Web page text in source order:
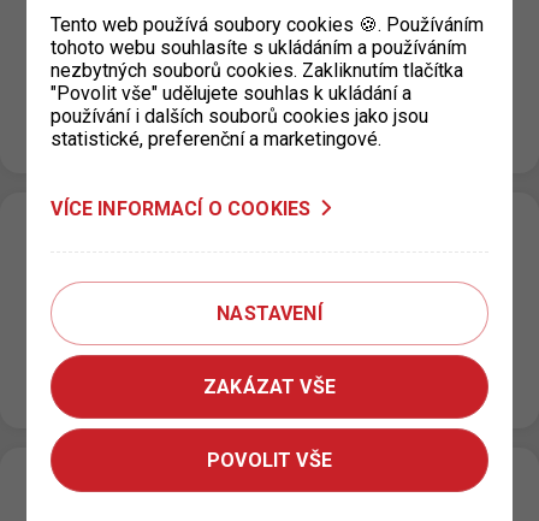
U Výstaviště, Praha 7
15. 7. 2026
Na základě rozhodnutí příslušné městské části dochází
od 15. 7. 2026 ke změně režimu zóny placeného stání
(ZPS) v ulici…
13. 7. 2026
Na základě rozhodnutí Městské části Praha 18 dochází
od 15. 7. 2026 k rozšíření zón placeného stání (ZPS) v
oblasti…
P+R Nové Butovice - renovace
Tento web používá soubory cookies 🍪. Používáním
tohoto webu souhlasíte s ukládáním a používáním
nezbytných souborů cookies. Zakliknutím tlačítka
"Povolit vše" udělujete souhlas k ukládání a
používání i dalších souborů cookies jako jsou
statistické, preferenční a marketingové.
VÍCE INFORMACÍ O COOKIES
NASTAVENÍ
ZAKÁZAT VŠE
POVOLIT VŠE